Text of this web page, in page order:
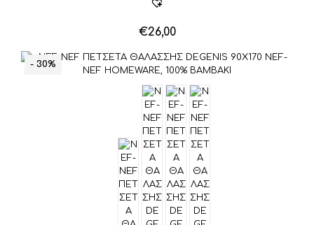
€26,00
το
προϊόν
έχει
πολλαπλές
παραλλαγές.
Οι
επιλογές
μπορούν
να
επιλεγούν
στη
σελίδα
του
- 30%